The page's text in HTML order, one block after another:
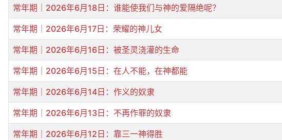
常年期｜2026年6月18日：谁能使我们与神的爱隔绝呢？
常年期｜2026年6月17日：荣耀的神儿女
常年期｜2026年6月16日：被圣灵浇灌的生命
常年期｜2026年6月15日：在人不能，在神都能
常年期｜2026年6月14日：作义的奴隶
常年期｜2026年6月13日：不再作罪的奴隶
常年期｜2026年6月12日：靠三一神得胜